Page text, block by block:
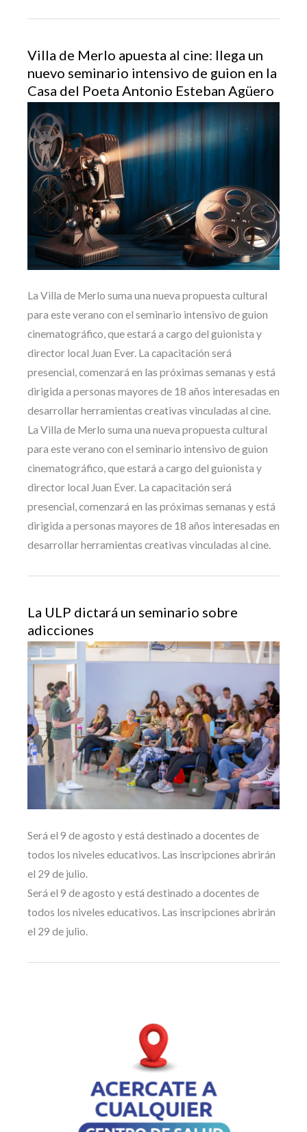
Villa de Merlo apuesta al cine: llega un
nuevo seminario intensivo de guion en la
Casa del Poeta Antonio Esteban Agüero
La Villa de Merlo suma una nueva propuesta cultural
para este verano con el seminario intensivo de guion
cinematográfico, que estará a cargo del guionista y
director local Juan Ever. La capacitación será
presencial, comenzará en las próximas semanas y está
dirigida a personas mayores de 18 años interesadas en
desarrollar herramientas creativas vinculadas al cine.
La Villa de Merlo suma una nueva propuesta cultural
para este verano con el seminario intensivo de guion
cinematográfico, que estará a cargo del guionista y
director local Juan Ever. La capacitación será
presencial, comenzará en las próximas semanas y está
dirigida a personas mayores de 18 años interesadas en
desarrollar herramientas creativas vinculadas al cine.
La ULP dictará un seminario sobre
adicciones
Será el 9 de agosto y está destinado a docentes de
todos los niveles educativos. Las inscripciones abrirán
el 29 de julio.
Será el 9 de agosto y está destinado a docentes de
todos los niveles educativos. Las inscripciones abrirán
el 29 de julio.